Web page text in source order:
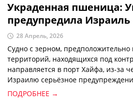
Украденная пшеница:
предупредила Израиль
28 Апрель, 2026
Судно с зерном,
территорий, находящихся под
направляется в порт Хайфа, из-за
Израилю серьёзное
разрешат разгрузку, отношения
Израилем могут ухудшиться.
ПОДРОБНЕЕ →